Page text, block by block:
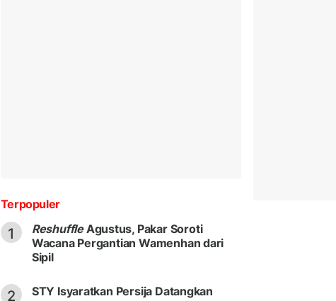
Terpopuler
1 ReshuffleAgustus, Pakar Soroti
Wacana Pergantian Wamenhan dari
Sipil
2
STY Isyaratkan Persija Datangkan